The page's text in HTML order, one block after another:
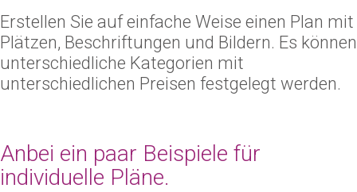
Erstellen Sie auf einfache Weise einen Plan mit
Plätzen, Beschriftungen und Bildern. Es können
unterschiedliche Kategorien mit
unterschiedlichen Preisen festgelegt werden.
Anbei ein paar Beispiele für
individuelle Pläne.